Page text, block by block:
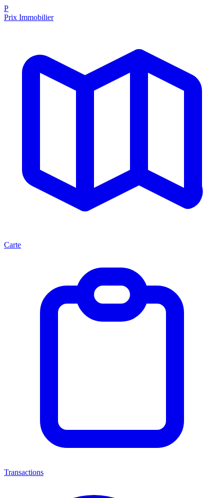
P
Prix Immobilier
Carte
Transactions